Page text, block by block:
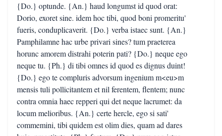
{Do.} optunde. {An.} haud longumst id quod orat:
Dorio, exoret sine. idem hoc tibi, quod boni promeritu'
fueris, conduplicaverit. {Do.} verba istaec sunt. {An.}
Pamphilamne hac urbe privari sines? tum praeterea
horunc amorem distrahi poterin pati? {Do.} neque ego
neque tu. {Ph.} di tibi omnes id quod es dignus duint!
{Do.} ego te compluris advorsum ingenium m<eu>m
mensis tuli pollicitantem et nil ferentem, flentem; nunc
contra omnia haec repperi qui det neque lacrumet: da
locum melioribus. {An.} certe hercle, ego si sati'
commemini, tibi quidem est olim dies, quam ad dares